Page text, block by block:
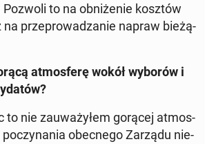
to na ob­ni­że­nie kosztów
na prze­pro­wa­dza­nie napraw bie­żą­
at­mos­fe­rę wokół wyborów i
to nie za­uwa­ży­łem gorącej at­mos­
po­czy­na­nia obec­ne­go Zarządu nie­